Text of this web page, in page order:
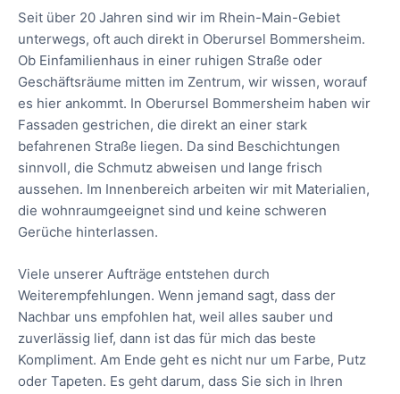
Seit über 20 Jahren sind wir im Rhein-Main-Gebiet
unterwegs, oft auch direkt in Oberursel Bommersheim.
Ob Einfamilienhaus in einer ruhigen Straße oder
Geschäftsräume mitten im Zentrum, wir wissen, worauf
es hier ankommt. In Oberursel Bommersheim haben wir
Fassaden gestrichen, die direkt an einer stark
befahrenen Straße liegen. Da sind Beschichtungen
sinnvoll, die Schmutz abweisen und lange frisch
aussehen. Im Innenbereich arbeiten wir mit Materialien,
die wohnraumgeeignet sind und keine schweren
Gerüche hinterlassen.
Viele unserer Aufträge entstehen durch
Weiterempfehlungen. Wenn jemand sagt, dass der
Nachbar uns empfohlen hat, weil alles sauber und
zuverlässig lief, dann ist das für mich das beste
Kompliment. Am Ende geht es nicht nur um Farbe, Putz
oder Tapeten. Es geht darum, dass Sie sich in Ihren